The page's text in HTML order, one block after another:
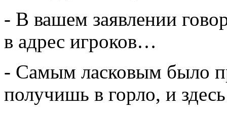
- В вашем заявлении
в адрес игроков…
- Самым ласковым было
получишь в горло, и